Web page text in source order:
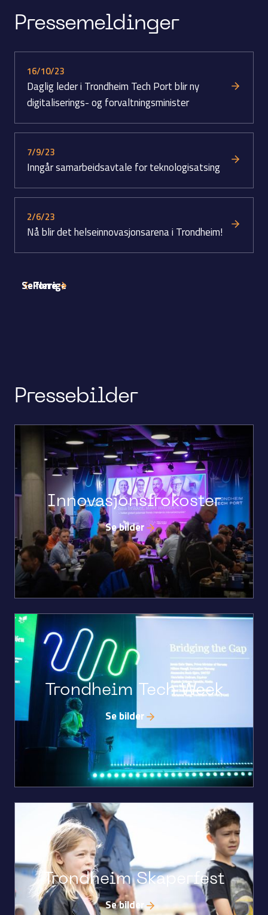
Presse­meldinger
16/10/23
Daglig leder i Trondheim Tech Port blir ny
digitaliserings- og forvaltnings­minister
7/9/23
Inngår samarbeidsavtale for teknologisatsing
2/6/23
Nå blir det helseinnovasjonsarena i Trondheim!
Forrige
Se flere
Pressebilder
Innovasjonsfrokoster
Se bilder
Trondheim Tech Week
Se bilder
Trondheim Skaperfest
Se bilder